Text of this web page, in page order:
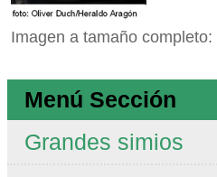
Imagen a tamaño completo:
Menú Sección
Grandes simios